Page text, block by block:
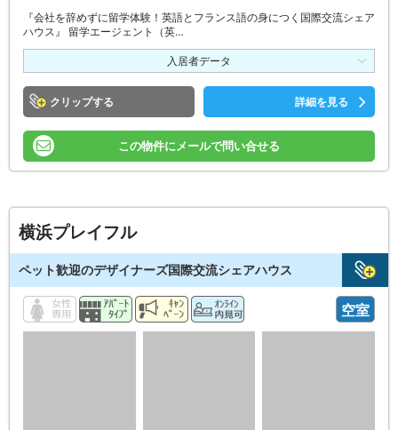
『会社を辞めずに留学体験！英語とフランス語の身につく国際交流シェア
ハウス』 留学エージェント（英…
入居者データ
クリップ 詳細を見る
この物件にメールで問い合せる
横浜プレイフル
ペット歓迎のデザイナーズ国際交流シェアハウス
空室